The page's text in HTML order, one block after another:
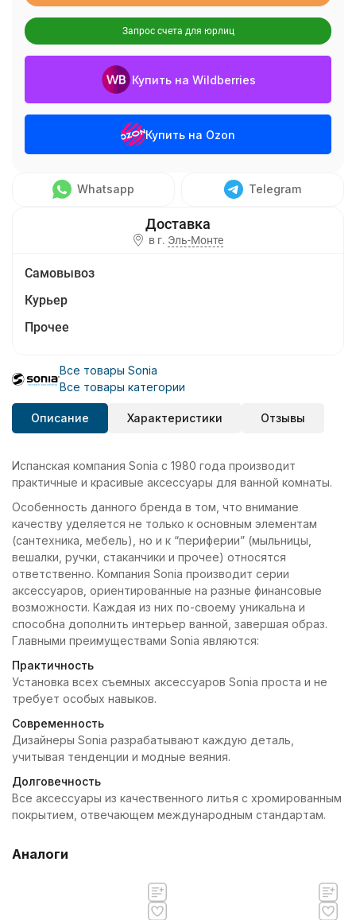
Запрос счета для юрлиц
Купить на Wildberries
Купить на Ozon
Whatsapp Telegram
в г. Эль-Монте
Самовывоз
Курьер
Прочее
Все товары Sonia
Все товары категории
Описание Характеристики Отзывы
Испанская компания Sonia с 1980 года производит
практичные и красивые аксессуары для ванной комнаты.
Особенность данного бренда в том, что внимание
качеству уделяется не только к основным элементам
(сантехника, мебель), но и к “периферии” (мыльницы,
вешалки, ручки, стаканчики и прочее) относятся
ответственно. Компания Sonia производит серии
аксессуаров, ориентированные на разные финансовые
возможности. Каждая из них по-своему уникальна и
способна дополнить интерьер ванной, завершая образ.
Главными преимуществами Sonia являются:
Практичность
Установка всех съемных аксессуаров Sonia проста и не
требует особых навыков.
Современность
Дизайнеры Sonia разрабатывают каждую деталь,
учитывая тенденции и модные веяния.
Долговечность
Все аксессуары из качественного литья с хромированным
покрытием, отвечающем международным стандартам.
Аналоги